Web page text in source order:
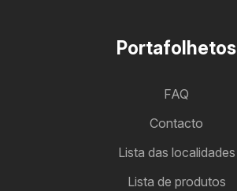
Portafolhetos
FAQ
Contacto
Lista das localidades
Lista de produtos